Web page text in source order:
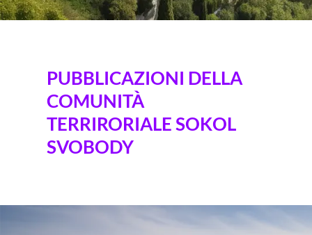
PUBBLICAZIONI DELLA
COMUNITÀ
TERRIRORIALE SOKOL
SVOBODY